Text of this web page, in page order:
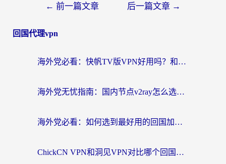
← 前一篇文章 后一篇文章 →
回国代理vpn
海外党必看：快帆TV版VPN好用吗？和快游VPN对比哪个回国效果更好？附实用避坑指南
海外党无忧指南：国内节点v2ray怎么选？一键回国VPN+多场景实测帮你避坑
海外党必看：如何选到最好用的回国加速器？从节点到售后的全维度指南
ChickCN VPN和洞见VPN对比哪个回国效果更好？海外党亲测3款加速器+避坑指南